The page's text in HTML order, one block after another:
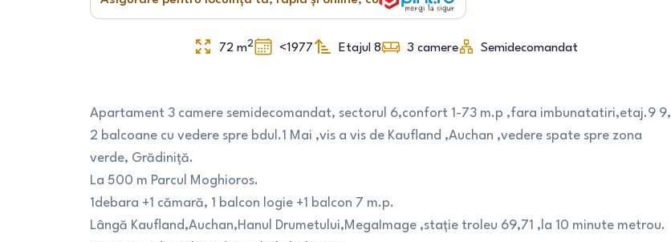
72m2 <1977 Etajul 8 3 camere Semidecomandat
Apartament 3 camere semidecomandat, sectorul 6,confort 1-73 m.p ,fara imbunatatiri,etaj.9 9,
2 balcoane cu vedere spre bdul.1 Mai ,vis a vis de Kaufland ,Auchan ,vedere spate spre zona
verde, Grădiniță.
La 500 m Parcul Moghioros.
1debara +1 cămară, 1 balcon logie +1 balcon 7 m.p.
Lângă Kaufland,Auchan,Hanul Drumetului,MegaImage ,stație troleu 69,71 ,la 10 minute metrou.